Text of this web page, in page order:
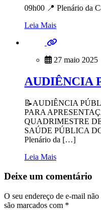
09h00 📍 Plenário da
Leia Mais
27 maio 2025
AUDIÊNCIA
📝AUDIÊNCIA
PARA
QUADRIMESTRE
SAÚDE PÚBLICA
Plenário da […]
Leia Mais
Deixe um comentário
O seu endereço de e-mail
são marcados com *